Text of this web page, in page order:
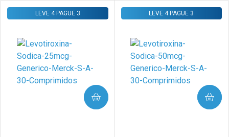
Laboratório
Por Menos Laboratório
Por Menos
LEVE 4 PAGUE 3
COMPRAR
LEVE 4 PAGUE 3
COMPRAR